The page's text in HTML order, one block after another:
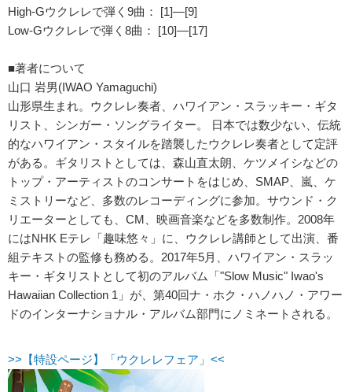
High-Gウクレレで弾く9曲： [1]―[9]
Low-Gウクレレで弾く8曲： [10]―[17]
■著者について
山口 岩男(IWAO Yamaguchi)
山形県生まれ。ウクレレ奏者、ハワイアン・スラッキー・ギタ
リスト、シンガー・ソングライター。 日本では数少ない、伝統
的なハワイアン・スタイルを踏襲したウクレレ奏者として定評
がある。ギタリストとしては、森山直太朗、ケツメイシなどの
トップ・アーティストのコンサートをはじめ、SMAP、嵐、ケ
ミストリーなど、多数のレコーディングに参加。サウンド・ク
リエーターとしても、CM、映画音楽などを多数制作。2008年
にはNHK Eテレ「趣味悠々」に、ウクレレ講師として出演、番
組テキストの監修も務める。2017年5月、ハワイアン・スラッ
キー・ギタリストとして初のアルバム「"Slow Music" Iwao's
Hawaiian Collection 1」が、第40回ナ・ホク・ハノハノ・アワー
ドのインターナショナル・アルバム部門にノミネートされる。
>>【特設ページ】「ウクレレフェア」<<